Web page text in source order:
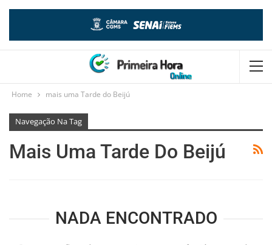
Home mais uma Tarde do Beijú
Navegação Na Tag
Mais Uma Tarde Do Beijú
NADA ENCONTRADO